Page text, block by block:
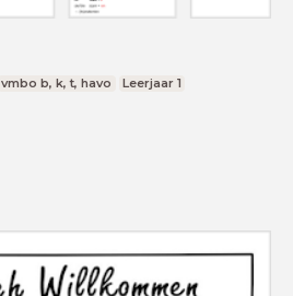
vmbo b, k, t, havo Leerjaar 1